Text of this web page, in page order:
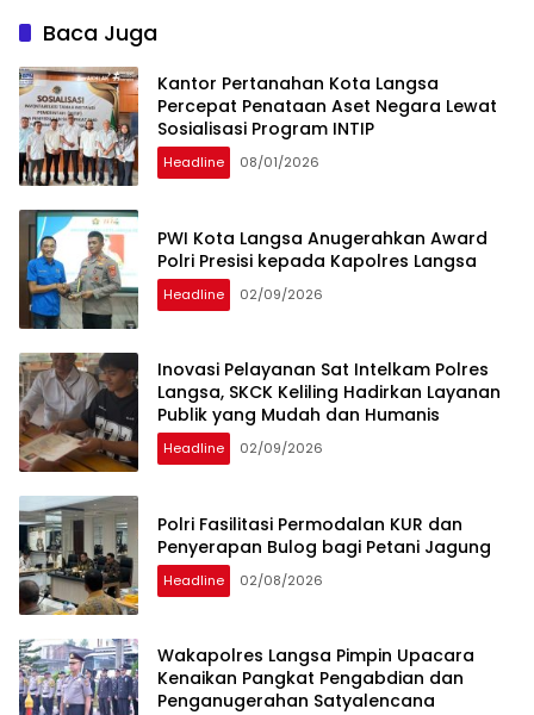
Baca Juga
Kantor Pertanahan Kota Langsa
Percepat Penataan Aset Negara Lewat
Sosialisasi Program INTIP
Headline 08/01/2026
PWI Kota Langsa Anugerahkan Award
Polri Presisi kepada Kapolres Langsa
Headline 02/09/2026
Inovasi Pelayanan Sat Intelkam Polres
Langsa, SKCK Keliling Hadirkan Layanan
Publik yang Mudah dan Humanis
Headline 02/09/2026
Polri Fasilitasi Permodalan KUR dan
Penyerapan Bulog bagi Petani Jagung
Headline 02/08/2026
Wakapolres Langsa Pimpin Upacara
Kenaikan Pangkat Pengabdian dan
Penganugerahan Satyalencana